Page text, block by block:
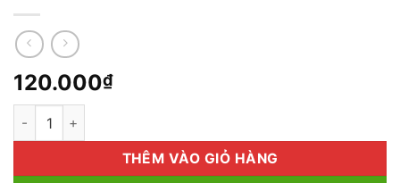
120.000₫
1kg Dây thìa canh giá bao nhiêu tiền? Giá tốt từ THAPHACO
THÊM VÀO GIỎ HÀNG